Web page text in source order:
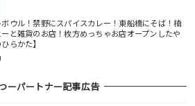
ウル！禁野にスパイスカレー！東船橋にそば！楠
と雑貨のお店！枚方めっちゃお店オープンしたや
らかた】
ーパートナー記事広告